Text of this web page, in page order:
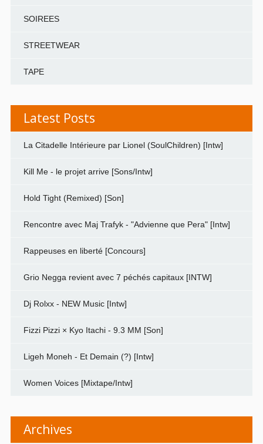
SOIREES
STREETWEAR
TAPE
Latest Posts
La Citadelle Intérieure par Lionel (SoulChildren) [Intw]
Kill Me - le projet arrive [Sons/Intw]
Hold Tight (Remixed) [Son]
Rencontre avec Maj Trafyk - "Advienne que Pera" [Intw]
Rappeuses en liberté [Concours]
Grio Negga revient avec 7 péchés capitaux [INTW]
Dj Rolxx - NEW Music [Intw]
Fizzi Pizzi × Kyo Itachi - 9.3 MM [Son]
Ligeh Moneh - Et Demain (?) [Intw]
Women Voices [Mixtape/Intw]
Archives